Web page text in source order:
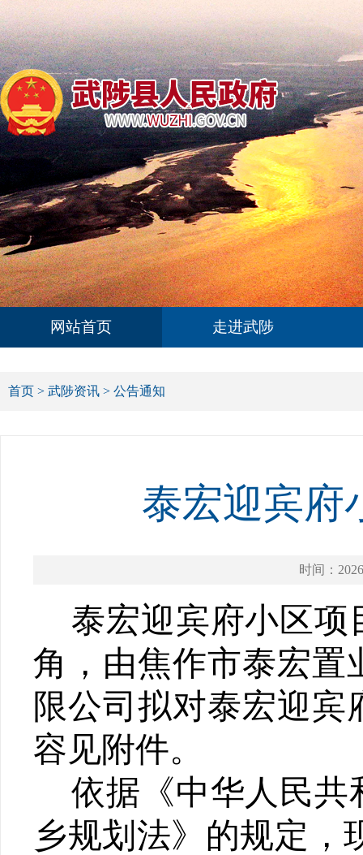
网站首页 走进武陟
首页 > 武陟资讯 > 公告通知
泰宏迎宾府
时间：
泰宏迎宾府小区项
角 ，由焦作市泰宏置
限公司拟对泰宏迎宾
容见附件。
依据《中华人民共
乡规划法》的规定，